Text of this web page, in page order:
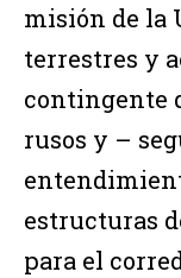
misión de la
terrestres y
contingente
rusos y –
estructuras
para el